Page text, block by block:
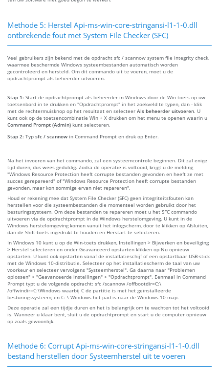
Methode 5: Herstel Api-ms-win-core-stringansi-l1-1-0.dll
ontbrekende fout met System File Checker (SFC)
Veel gebruikers zijn bekend met de opdracht sfc / scannow system file integrity check,
waarmee beschermde Windows systeembestanden automatisch worden
gecontroleerd en hersteld. Om dit commando uit te voeren, moet u de
opdrachtprompt als beheerder uitvoeren.
Stap 1: Start de opdrachtprompt als beheerder in Windows door de Win toets op uw
toetsenbord in te drukken en "Opdrachtprompt" in het zoekveld te typen, dan - klik
met de rechtermuisknop op het resultaat en selecteer Als beheerder uitvoeren. U
kunt ook op de toetsencombinatie Win + X drukken om het menu te openen waarin u
Command Prompt (Admin) kunt selecteren.
Stap 2: Typ sfc / scannow in Command Prompt en druk op Enter.
Na het invoeren van het commando, zal een systeemcontrole beginnen. Dit zal enige
tijd duren, dus wees geduldig. Zodra de operatie is voltooid, krijgt u de melding
"Windows Resource Protection heeft corrupte bestanden gevonden en heeft ze met
succes gerepareerd" of "Windows Resource Protection heeft corrupte bestanden
gevonden, maar kon sommige ervan niet repareren".
Houd er rekening mee dat System File Checker (SFC) geen integriteitsfouten kan
herstellen voor die systeembestanden die momenteel worden gebruikt door het
besturingssysteem. Om deze bestanden te repareren moet u het SFC commando
uitvoeren via de opdrachtprompt in de Windows herstelomgeving. U kunt in de
Windows herstelomgeving komen vanuit het inlogscherm, door te klikken op Afsluiten,
dan de Shift-toets ingedrukt te houden en Herstart te selecteren.
In Windows 10 kunt u op de Win-toets drukken, Instellingen > Bijwerken en beveiliging
> Herstel selecteren en onder Geavanceerd opstarten klikken op Nu opnieuw
opstarten. U kunt ook opstarten vanaf de installatieschijf of een opstartbaar USB-stick
met de Windows 10-distributie. Selecteer op het installatiescherm de taal van uw
voorkeur en selecteer vervolgens "Systeemherstel". Ga daarna naar "Problemen
oplossen" > "Geavanceerde instellingen" > "Opdrachtprompt". Eenmaal in Command
Prompt typt u de volgende opdracht: sfc /scannow /offbootdir=C:\
/offwindir=C:\Windows waarbij C de partitie is met het geïnstalleerde
besturingssysteem, en C: \ Windows het pad is naar de Windows 10 map.
Deze operatie zal een tijdje duren en het is belangrijk om te wachten tot het voltooid
is. Wanneer u klaar bent, sluit u de opdrachtprompt en start u de computer opnieuw
op zoals gewoonlijk.
Methode 6: Corrupt Api-ms-win-core-stringansi-l1-1-0.dll
bestand herstellen door Systeemherstel uit te voeren